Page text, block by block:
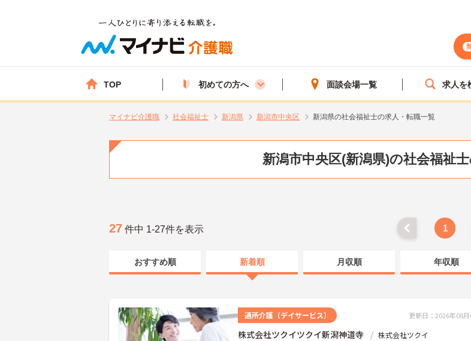
TOP 初めての方へ 面談会場一覧 求人を
マイナビ介護職 社会福祉士 新潟県 新潟市中央区 新潟県の社会福祉士の求人・転職一覧
新潟市中央区(新潟県)の社会福祉士
27 件中 1-27件を表示 1
おすすめ順 新着順 月収順 年収順
通所介護（デイサービス） 更新日：2026年08月
株式会社ツクイツクイ新潟神道寺 株式会社ツクイ